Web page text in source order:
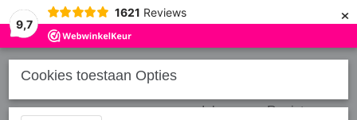
9,7
1621 Reviews ×
Inloggen Registreren
Cookies toestaan Opties